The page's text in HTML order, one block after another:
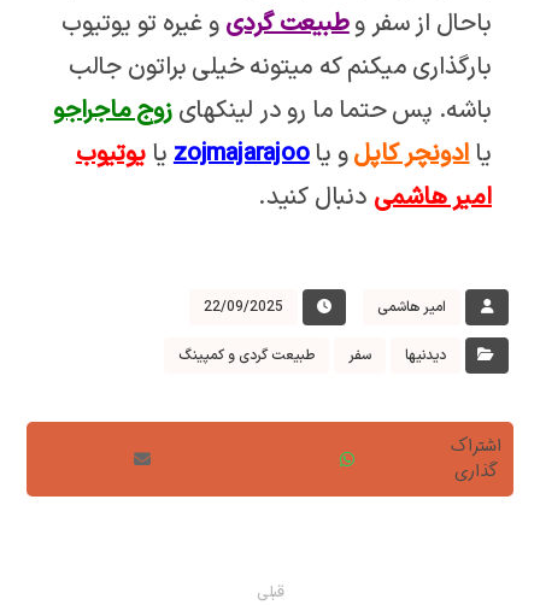
باحال از سفر وطبیعت گردی و غیره تو یوتیوب
بارگذاری میکنم که میتونه خیلی براتون جالب
باشه. پس حتما ما رو در لینکهایزوج ماجراجو
یاادونچر کاپلو یاzojmajarajooیایوتیوب
امیر هاشمی دنبال کنید.
امیر هاشمی 22/09/2025
دیدنیها سفر طبیعت گردی و کمپینگ
قبلی